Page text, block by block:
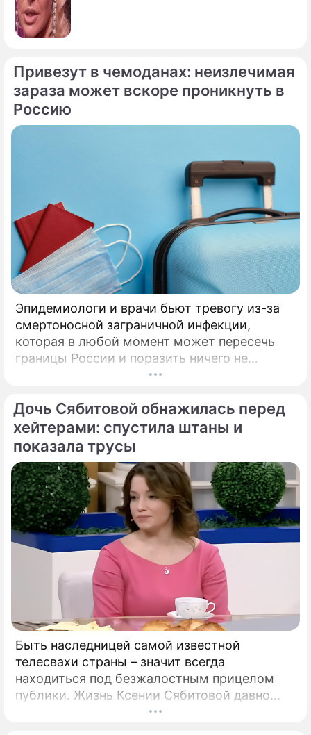
По теме
"Обалдел и потерял дар речи":
Билан отказался от предложения
Киркорова стать его преемником
Филипп Бедросович Киркоров
певец, актер, композитор, продюсер
Привезут в чемоданах: неизлечимая
зараза может вскоре проникнуть в
Россию
Эпидемиологи и врачи бьют тревогу из-за
смертоносной заграничной инфекции,
которая в любой момент может пересечь
границы России и поразить ничего не
подозревающих граждан. Россию
угрозе: в страну могут завезти неизлечимый
и смертоносный вирус Бурбон.
Дочь Сябитовой обнажилась перед
хейтерами: спустила штаны и
показала трусы
Быть наследницей самой известной
телесвахи страны – значит всегда
находиться под безжалостным прицелом
публики. Жизнь Ксении Сябитовой давно
рассматривают под мощной лупой.